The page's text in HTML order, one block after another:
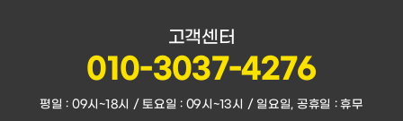
고객센터
010-3037-4276
평일 : 09시~18시 / 토요일 : 09시~13시 / 일요일, 공휴일 : 휴무